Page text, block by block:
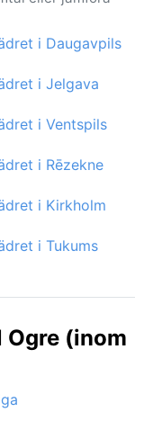
i Daugavpils
i Jelgava
i Ventspils
i Rēzekne
i Kirkholm
i Tukums
(inom